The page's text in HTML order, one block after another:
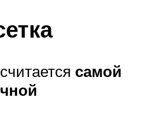
самой